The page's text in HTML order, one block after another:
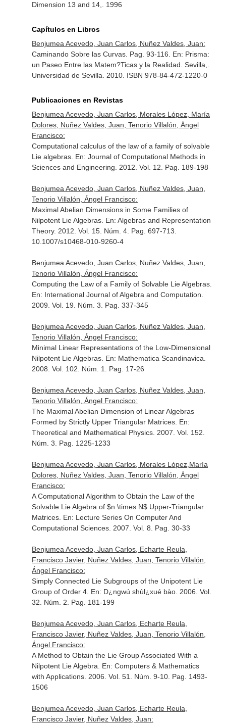
Dimension 13 and 14,. 1996
Capítulos en Libros
Benjumea Acevedo, Juan Carlos, Nuñez Valdes, Juan:
Caminando Sobre las Curvas. Pag. 93-116. En: Prisma:
un Paseo Entre las Matem?Ticas y la Realidad . Sevilla,.
Universidad de Sevilla. 2010. ISBN 978-84-472-1220-0
Publicaciones en Revistas
Benjumea Acevedo, Juan Carlos, Morales López, María
Dolores, Nuñez Valdes, Juan, Tenorio Villalón, Ángel
Francisco:
Computational calculus of the law of a family of solvable
Lie algebras. En: Journal of Computational Methods in
Sciences and Engineering . 2012. Vol. 12. Pag. 189-198
Benjumea Acevedo, Juan Carlos, Nuñez Valdes, Juan,
Tenorio Villalón, Ángel Francisco:
Maximal Abelian Dimensions in Some Families of
Nilpotent Lie Algebras. En: Algebras and Representation
Theory. 2012. Vol. 15. Núm. 4. Pag. 697-713.
10.1007/s10468-010-9260-4
Benjumea Acevedo, Juan Carlos, Nuñez Valdes, Juan,
Tenorio Villalón, Ángel Francisco:
Computing the Law of a Family of Solvable Lie Algebras.
En: International Journal of Algebra and Computation
2009. Vol. 19. Núm. 3. Pag. 337-345
Benjumea Acevedo, Juan Carlos, Nuñez Valdes, Juan,
Tenorio Villalón, Ángel Francisco:
Minimal Linear Representations of the Low-Dimensional
Nilpotent Lie Algebras. En: Mathematica Scandinavica
2008. Vol. 102. Núm. 1. Pag. 17-26
Benjumea Acevedo, Juan Carlos, Nuñez Valdes, Juan,
Tenorio Villalón, Ángel Francisco:
The Maximal Abelian Dimension of Linear Algebras
Formed by Strictly Upper Triangular Matrices. En:
Theoretical and Mathematical Physics. 2007. Vol. 152.
Núm. 3. Pag. 1225-1233
Benjumea Acevedo, Juan Carlos, Morales López,María
Dolores, Nuñez Valdes, Juan, Tenorio Villalón, Ángel
Francisco:
A Computational Algorithm to Obtain the Law of the
Solvable Lie Algebra of $n \times N$ Upper-Triangular
Matrices. En: Lecture Series On Computer And
Computational Sciences. 2007. Vol. 8. Pag. 30-33
Benjumea Acevedo, Juan Carlos, Echarte Reula,
Francisco Javier, Nuñez Valdes, Juan, Tenorio Villalón,
Ángel Francisco:
Simply Connected Lie Subgroups of the Unipotent Lie
Group of Order 4. En: D¿ngwú shùl¿xué bào. 2006. Vol.
32. Núm. 2. Pag. 181-199
Benjumea Acevedo, Juan Carlos, Echarte Reula,
Francisco Javier, Nuñez Valdes, Juan, Tenorio Villalón,
Ángel Francisco:
A Method to Obtain the Lie Group Associated With a
Nilpotent Lie Algebra. En: Computers & Mathematics
with Applications. 2006. Vol. 51. Núm. 9-10. Pag. 1493-
1506
Benjumea Acevedo, Juan Carlos, Echarte Reula,
Francisco Javier, Nuñez Valdes, Juan: